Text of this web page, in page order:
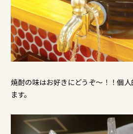
焼酎の味はお好きにどうぞ～！！個
ます。